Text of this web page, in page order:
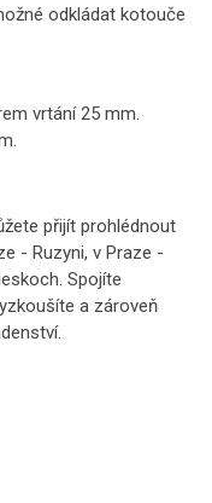
odkládat kotouče
vrtání 25 mm.
přijít prohlédnout
- Ruzyni, v Praze -
Spojíte
a zároveň